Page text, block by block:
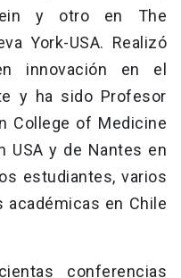
y otro en The
York-USA. Realizó
innovación en el
y ha sido Profesor
College of Medicine
USA y de Nantes en
estudiantes, varios
académicas en Chile
conferencias